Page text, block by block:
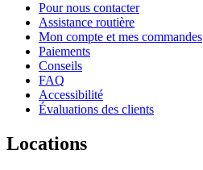
Pour nous contacter
Assistance routière
Mon compte et mes commandes
Paiements
Conseils
FAQ
Accessibilité
Évaluations des clients
Locations